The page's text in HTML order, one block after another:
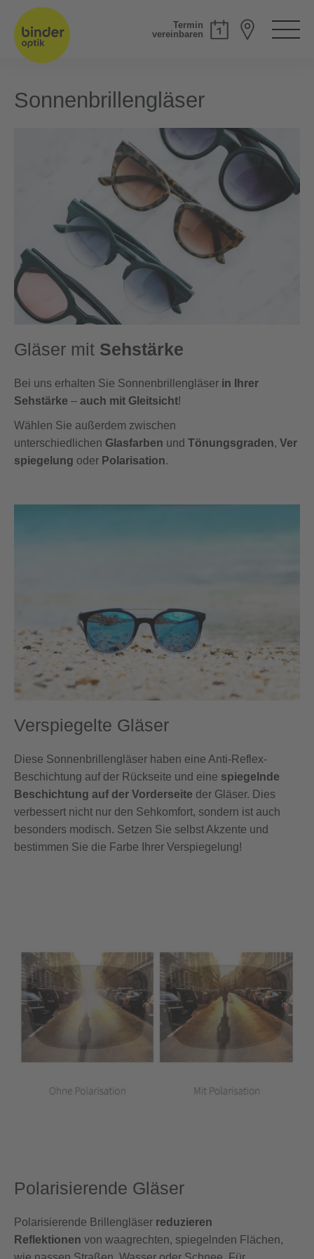
Termin
vereinbaren
Sonnenbrillengläser
Gläser mit Sehstärke
Bei uns erhalten Sie Sonnenbrillengläser in Ihrer
Sehstärke – auch mit Gleitsicht!
Wählen Sie außerdem zwischen
unterschiedlichen Glasfarben und Tönungsgraden, Ver
spiegelung oder Polarisation.
Verspiegelte Gläser
Diese Sonnenbrillengläser haben eine Anti-Reflex-
Beschichtung auf der Rückseite und eine spiegelnde
Beschichtung auf der Vorderseite der Gläser. Dies
verbessert nicht nur den Sehkomfort, sondern ist auch
besonders modisch. Setzen Sie selbst Akzente und
bestimmen Sie die Farbe Ihrer Verspiegelung!
Polarisierende Gläser
Polarisierende Brillengläser reduzieren
Reflektionen von waagrechten, spiegelnden Flächen,